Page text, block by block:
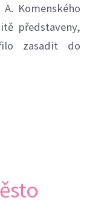
Komenského
představeny,
zasadit do